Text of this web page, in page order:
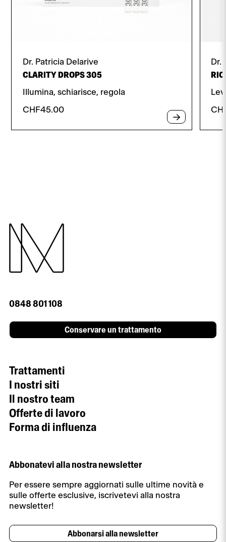
Dr. Patricia Delarive
CLARITY DROPS 305
Illumina, schiarisce, regola
CHF45.00
Dr.
0848 801 108
Conservare un trattamento
Trattamenti
I nostri siti
Il nostro team
Offerte di lavoro
Forma di influenza
Abbonatevi alla nostra newsletter
Per essere sempre aggiornati sulle ultime novità e
sulle offerte esclusive, iscrivetevi alla nostra
newsletter!
Abbonarsi alla newsletter